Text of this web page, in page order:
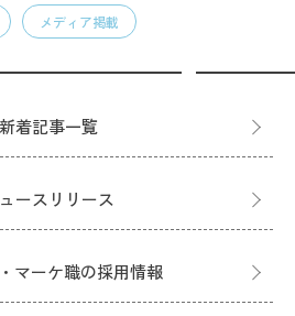
メディア掲載
新着記事一覧
ースリリース
マーケ職の採用情報